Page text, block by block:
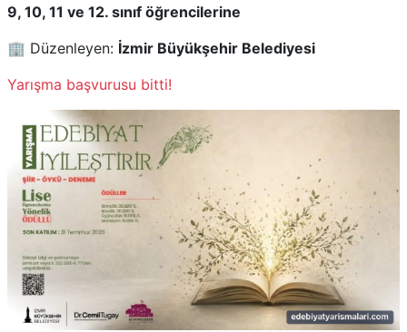
9, 10, 11 ve 12. sınıf öğrencilerine
🏢 Düzenleyen: İzmir Büyükşehir Belediyesi
Yarışma başvurusu bitti!